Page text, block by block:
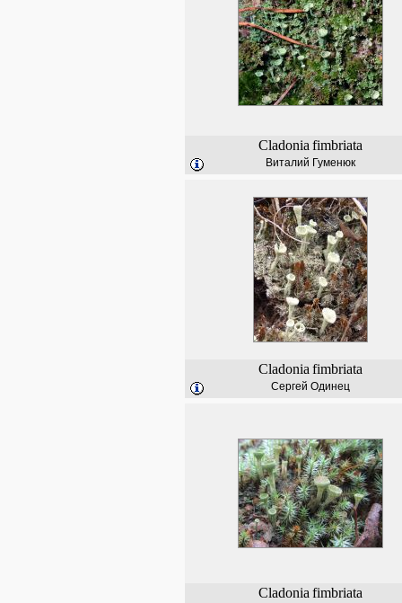
Cladonia fimbriata
Виталий Гуменюк
Cladonia fimbriata
Сергей Одинец
Cladonia fimbriata